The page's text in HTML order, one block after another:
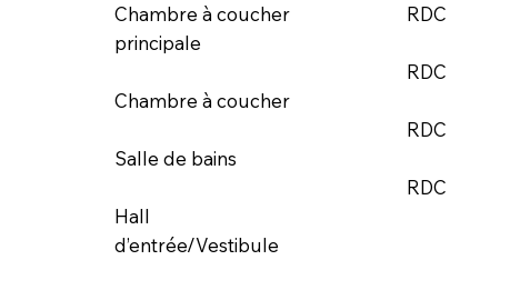
Chambre à coucher
principale
Chambre à coucher
Salle de bains
Hall
d’entrée/Vestibule
RDC
RDC
RDC
RDC